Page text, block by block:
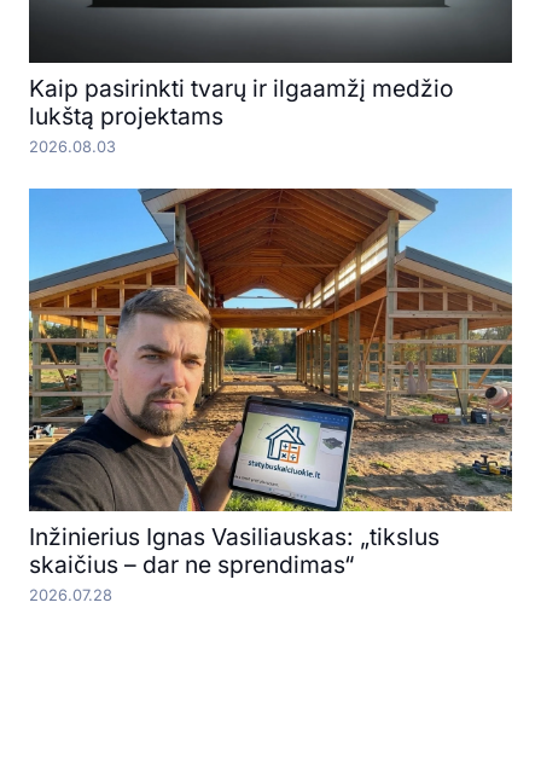
Kaip pasirinkti tvarų ir ilgaamžį medžio
lukštą projektams
2026.08.03
Inžinierius Ignas Vasiliauskas: „tikslus
skaičius – dar ne sprendimas“
2026.07.28